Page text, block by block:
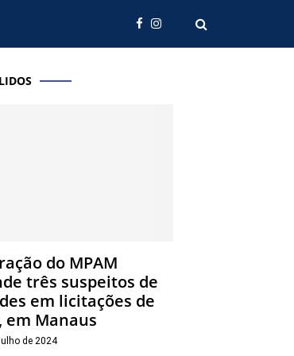
do MPAM
três suspeitos de
em licitações de
em Manaus
de 2024